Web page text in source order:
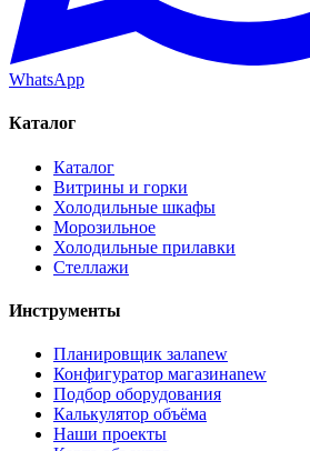
WhatsApp
Каталог
Каталог
Витрины и горки
Холодильные шкафы
Морозильное
Холодильные прилавки
Стеллажи
Инструменты
Планировщик залаnew
Конфигуратор магазинаnew
Подбор оборудования
Калькулятор объёма
Наши проекты